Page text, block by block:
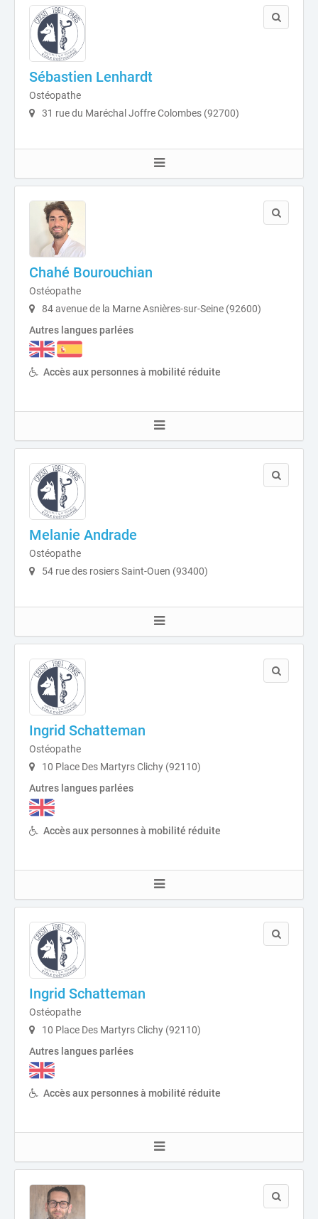
Sébastien Lenhardt
Ostéopathe
31 rue du Maréchal Joffre Colombes (92700)
Chahé Bourouchian
Ostéopathe
84 avenue de la Marne Asnières-sur-Seine (92600)
Autres langues parlées
Accès aux personnes à mobilité réduite
Melanie Andrade
Ostéopathe
54 rue des rosiers Saint-Ouen (93400)
Ingrid Schatteman
Ostéopathe
10 Place Des Martyrs Clichy (92110)
Autres langues parlées
Accès aux personnes à mobilité réduite
Ingrid Schatteman
Ostéopathe
10 Place Des Martyrs Clichy (92110)
Autres langues parlées
Accès aux personnes à mobilité réduite